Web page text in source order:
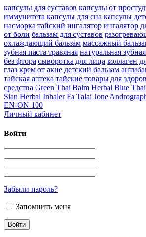
капсулы для суставов капсулы от
иммунитета капсулы для сна капсулы
насморка тайский ингалятор ингалятор
от боли бальзам для суставов
охлаждающий бальзам массажный
зубная паста травяная натуральная
без фтора сыворотка для лица коллаген
глаз крем от акне детский бальзам
тайская аптека тайские товары для
средства Green Thai Balm Herbal Blue
Sian Herbal Inhaler Fa Talai Jone
EN-ON 100
Личный кабинет
Войти
Забыли пароль?
Запомнить меня